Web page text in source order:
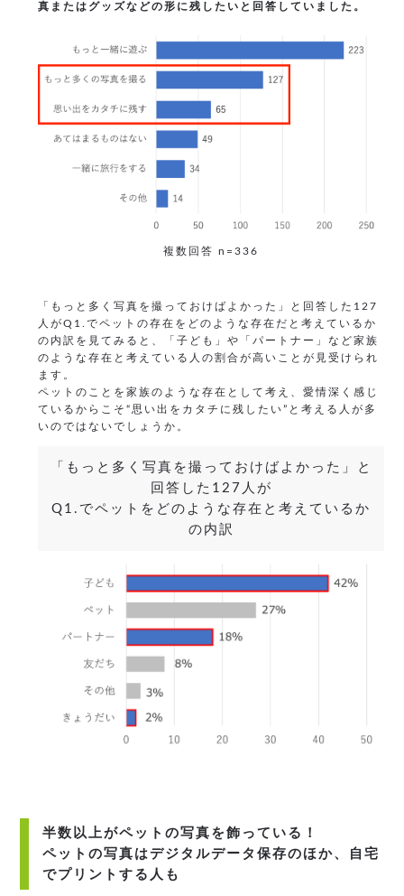
真またはグッズなどの形に残したいと回答していました。
複数回答 n=336
「もっと多く写真を撮っておけばよかった」と回答した127
人がQ1.でペットの存在をどのような存在だと考えているか
の内訳を見てみると、「子ども」や「パートナー」など家族
のような存在と考えている人の割合が高いことが見受けられ
ます。
ペットのことを家族のような存在として考え、愛情深く感じ
ているからこそ“思い出をカタチに残したい”と考える人が多
いのではないでしょうか。
「もっと多く写真を撮っておけばよかった」と
回答した127人が
Q1.でペットをどのような存在と考えているか
の内訳
半数以上がペットの写真を飾っている！
ペットの写真はデジタルデータ保存のほか、自宅
でプリントする人も